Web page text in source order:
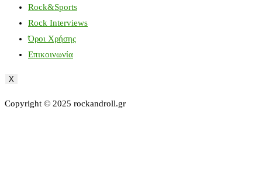
Rock&Sports
Rock Interviews
Όροι Χρήσης
Επικοινωνία
X
Copyright © 2025 rockandroll.gr